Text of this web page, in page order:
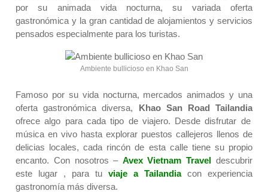
por su animada vida nocturna, su variada oferta
gastronómica y la gran cantidad de alojamientos y servicios
pensados especialmente para los turistas.
Ambiente bullicioso en Khao San
Famoso por su vida nocturna, mercados animados y una
oferta gastronómica diversa, Khao San Road Tailandia
ofrece algo para cada tipo de viajero. Desde disfrutar de
música en vivo hasta explorar puestos callejeros llenos de
delicias locales, cada rincón de esta calle tiene su propio
encanto. Con nosotros – Avex Vietnam Travel descubrir
este lugar , para tu viaje a Tailandiacon experiencia
gastronomía más diversa.